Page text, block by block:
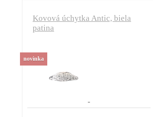
Kovová úchytka Antic, biela
patina
novinka